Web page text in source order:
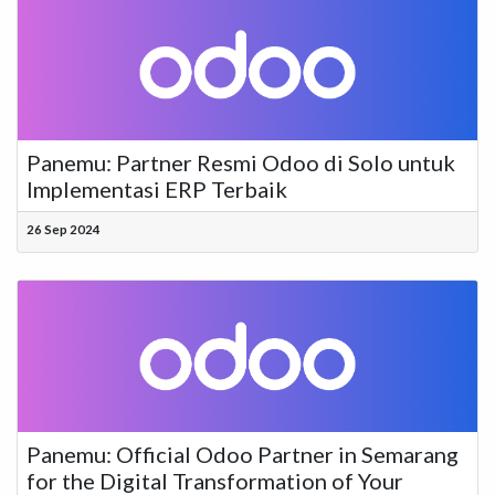
Panemu: Partner Resmi Odoo di Solo untuk
Implementasi ERP Terbaik
26 Sep 2024
Panemu: Official Odoo Partner in Semarang
for the Digital Transformation of Your